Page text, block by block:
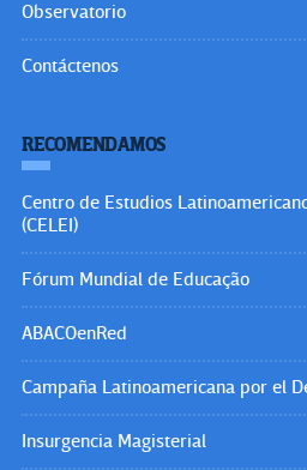
Observatorio
Contáctenos
RECOMENDAMOS
Centro de Estudios
(CELEI)
Fórum Mundial de Educação
ABACOenRed
Campaña Latinoamericana por el
Insurgencia Magisterial